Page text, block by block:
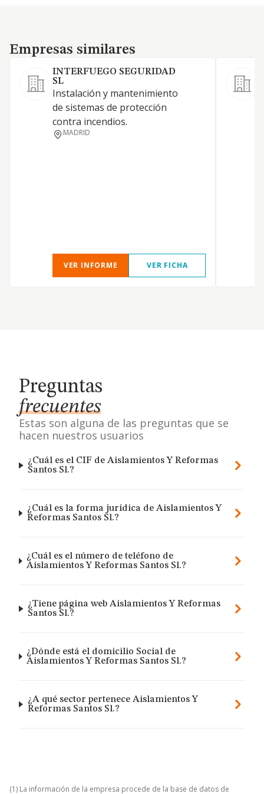
Empresas similares
Empresas similares
INTERFUEGO SEGURIDAD
SL
Instalación y mantenimiento
de sistemas de protección
contra incendios.
MADRID
VER INFORME VER FICHA
Preguntas
frecuentes
Estas son alguna de las preguntas que se
hacen nuestros usuarios
¿Cuál es el CIF de Aislamientos Y Reformas
Santos Sl.?
¿Cuál es la forma jurídica de Aislamientos Y
Reformas Santos Sl.?
¿Cuál es el número de teléfono de
Aislamientos Y Reformas Santos Sl.?
¿Tiene página web Aislamientos Y Reformas
Santos Sl.?
¿Dónde está el domicilio Social de
Aislamientos Y Reformas Santos Sl.?
¿A qué sector pertenece Aislamientos Y
Reformas Santos Sl.?
(1) La información de la empresa procede de la base de datos de